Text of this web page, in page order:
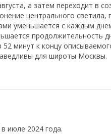
а затем переходит в
центрального светила,
уменьшается с каждым
продолжительность
минут к концу
для широты Москвы.
июле 2024 года.